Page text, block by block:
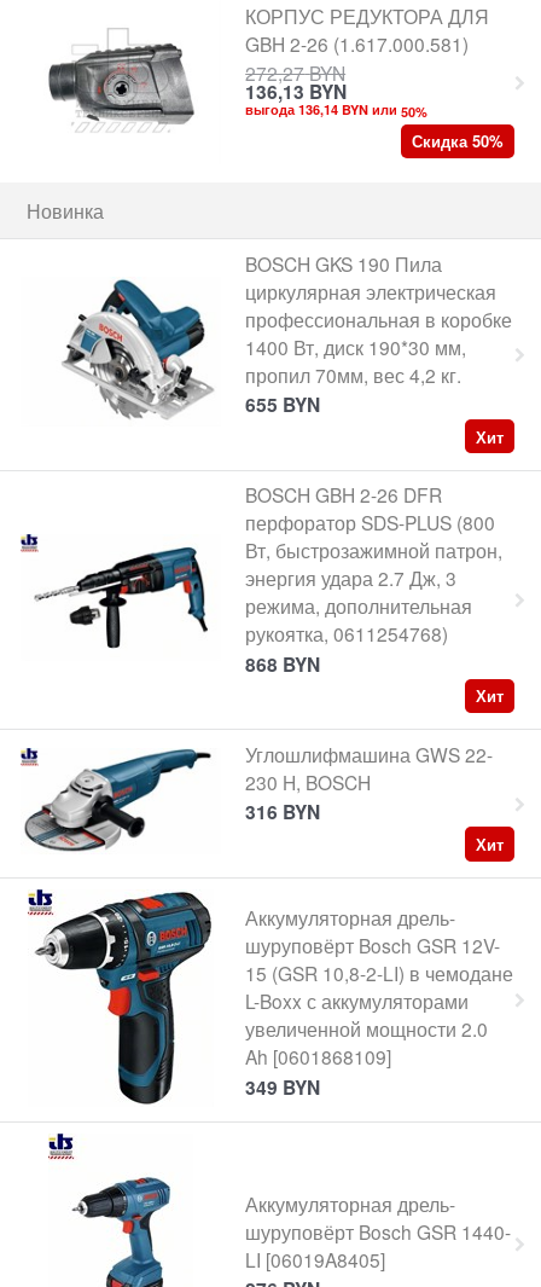
КОРПУС РЕДУКТОРА ДЛЯ
GBH 2-26 (1.617.000.581)
272,27BYN
136,13 BYN
выгода 136,14 BYN или50%
Скидка 50%
Новинка
BOSCH GKS 190 Пила
циркулярная электрическая
профессиональная в коробке
1400 Вт, диск 190*30 мм,
пропил 70мм, вес 4,2 кг.
655 BYN
Хит
BOSCH GBH 2-26 DFR
перфоратор SDS-PLUS (800
Вт, быстрозажимной патрон,
энергия удара 2.7 Дж, 3
режима, дополнительная
рукоятка, 0611254768)
868 BYN
Хит
Углошлифмашина GWS 22-
230 H, BOSCH
316 BYN
Хит
Аккумуляторная дрель-
шуруповёрт Bosch GSR 12V-
15 (GSR 10,8-2-LI) в чемодане
L-Boxx с аккумуляторами
увеличенной мощности 2.0
Ah [0601868109]
349 BYN
Аккумуляторная дрель-
шуруповёрт Bosch GSR 1440-
LI [06019A8405]